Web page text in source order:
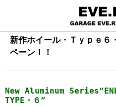
新作ホイール・Ｔｙｐｅ６
ペーン！！
New Aluminum
TYPE・６”